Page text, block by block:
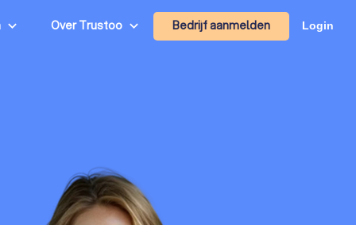
Over Trustoo Bedrijf aanmelden Login